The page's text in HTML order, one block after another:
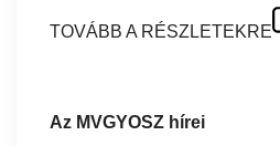
TOVÁBB A RÉSZLETEKRE
Az MVGYOSZ hírei